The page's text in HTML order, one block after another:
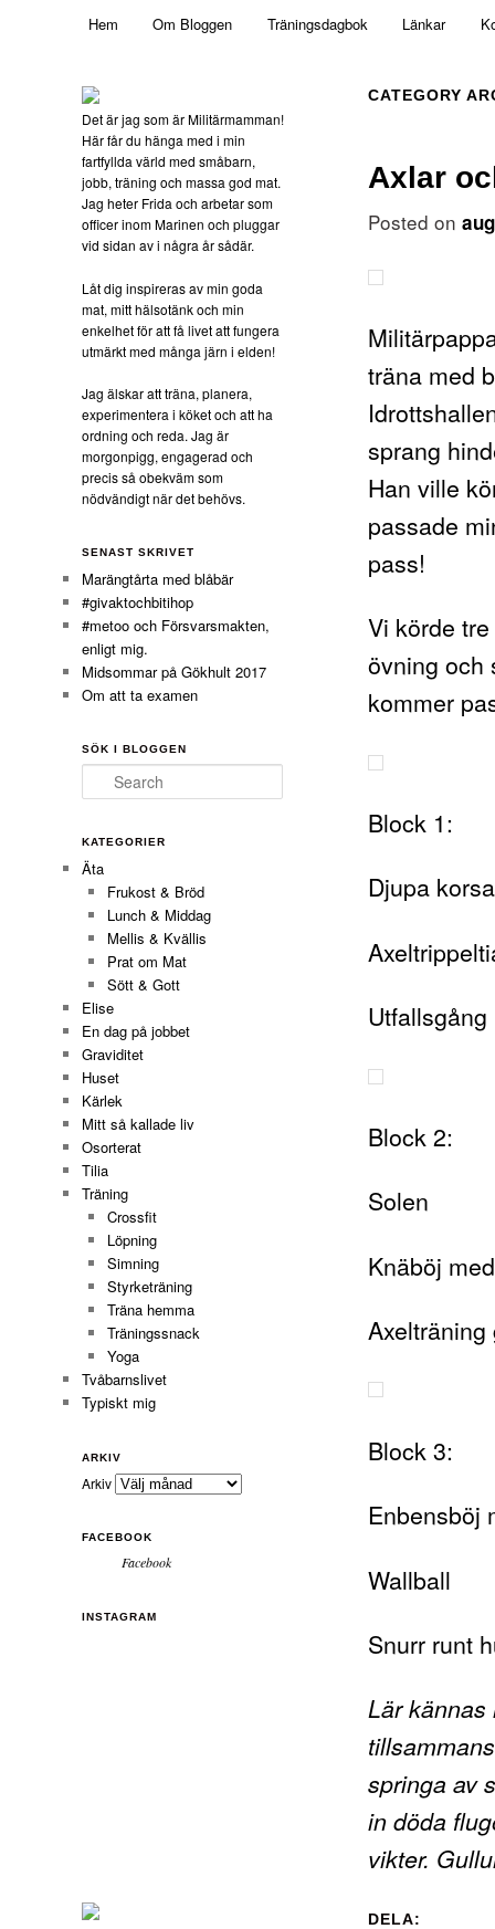
Militärmamman
Skip to primary content
Skip to secondary content
Hem Om Bloggen Träningsdagbok Länkar
CATEGORY
Axlar
Posted on
träna med
sprang
Han ville
passade
pass!
Vi körde
övning och
kommer
Block 1:
Djupa
Block 2:
Solen
Knäböj
Block 3:
Enbensböj
Wallball
Snurr runt
Lär kännas
springa av
in döda
vikter.
DELA:
Det är jag som är Militärmamman!
Här får du hänga med i min
fartfyllda värld med småbarn,
jobb, träning och massa god mat.
Jag heter Frida och arbetar som
officer inom Marinen och pluggar
vid sidan av i några år sådär.
Låt dig inspireras av min goda
mat, mitt hälsotänk och min
enkelhet för att få livet att fungera
utmärkt med många järn i elden!
Jag älskar att träna, planera,
experimentera i köket och att ha
ordning och reda. Jag är
morgonpigg, engagerad och
precis så obekväm som
nödvändigt när det behövs.
SENAST SKRIVET
Marängtårta med blåbär
#givaktochbitihop
#metoo och Försvarsmakten,
enligt mig.
Midsommar på Gökhult 2017
Om att ta examen
SÖK I BLOGGEN
Search
KATEGORIER
Äta
Frukost & Bröd
Lunch & Middag
Mellis & Kvällis
Prat om Mat
Sött & Gott
Elise
En dag på jobbet
Graviditet
Huset
Kärlek
Mitt så kallade liv
Osorterat
Tilia
Träning
Crossfit
Löpning
Simning
Styrketräning
Träna hemma
Träningssnack
Yoga
Tvåbarnslivet
Typiskt mig
ARKIV
Arkiv
FACEBOOK
Facebook
INSTAGRAM